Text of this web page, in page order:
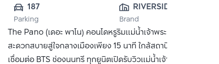
187
Parking
RIVERSIDE
HOMES CO.,
LTD.
Brand
The Pano (เดอะ พาโน) คอนโดหรูริมแม่น้ำเจ้าพระยา เดินทาง
สะดวกสบายสู่ใจกลางเมืองเพียง 15 นาที ใกล้สถานีรถ BRT
เชื่อมต่อ BTS ช่องนนทรี ทุกยูนิตเปิดรับวิวแม่น้ำเจ้าพระยา